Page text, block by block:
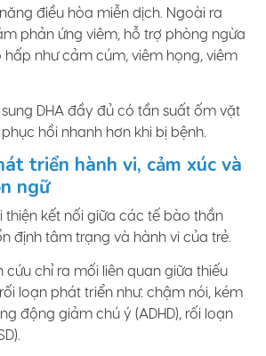
điều hòa miễn dịch. Ngoài ra
phản ứng viêm, hỗ trợ phòng ngừa
như cảm cúm, viêm họng, viêm
DHA đầy đủ có tần suất ốm vặt
hồi nhanh hơn khi bị bệnh.
triển hành vi, cảm xúc và
ngữ
thiện kết nối giữa các tế bào thần
định tâm trạng và hành vi của trẻ.
cứu chỉ ra mối liên quan giữa thiếu
loạn phát triển như: chậm nói, kém
động giảm chú ý (ADHD), rối loạn